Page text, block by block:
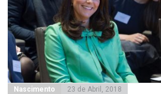
Nascimento 23 de Abril, 2018